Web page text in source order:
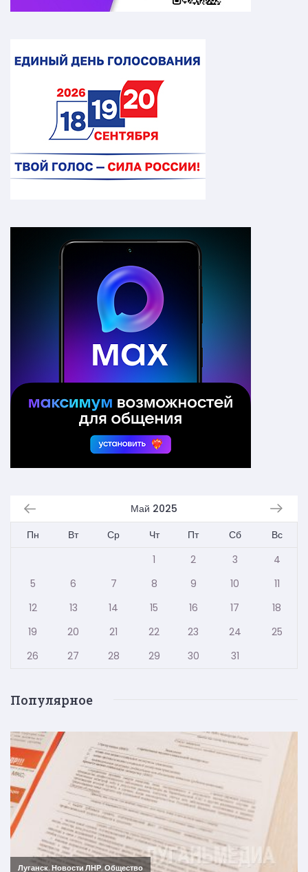
Май 2025
Пн
Вт Ср Чт Пт Сб
Вс
1
2 3
4
5
6 7 8 9 10
11
12
13 14 15 16 17
18
19
20 21 22 23 24
25
26
27 28 29 30 31
Популярное